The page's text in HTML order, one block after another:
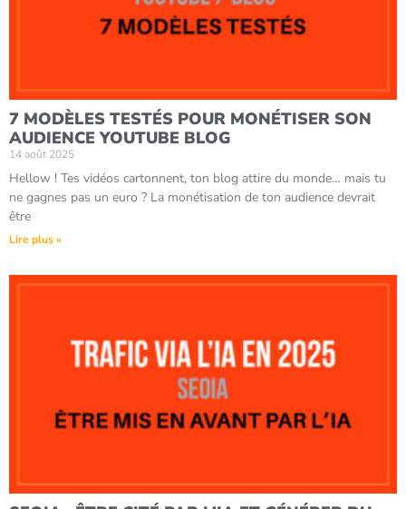
7 MODÈLES TESTÉS POUR MONÉTISER SON
AUDIENCE YOUTUBE BLOG
14 août 2025
Hellow ! Tes vidéos cartonnent, ton blog attire du monde… mais tu
ne gagnes pas un euro ? La monétisation de ton audience devrait
être
Lire plus »